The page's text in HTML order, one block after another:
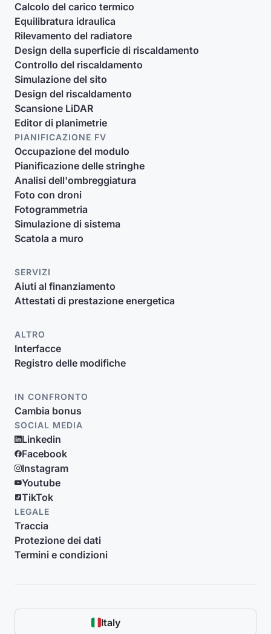
Calcolo del carico termico
Equilibratura idraulica
Rilevamento del radiatore
Design della superficie di riscaldamento
Controllo del riscaldamento
Simulazione del sito
Design del riscaldamento
Scansione LiDAR
Editor di planimetrie
PIANIFICAZIONE FV
Occupazione del modulo
Pianificazione delle stringhe
Analisi dell'ombreggiatura
Foto con droni
Fotogrammetria
Simulazione di sistema
Scatola a muro
SERVIZI
Aiuti al finanziamento
Attestati di prestazione energetica
ALTRO
Interfacce
Registro delle modifiche
IN CONFRONTO
Cambia bonus
SOCIAL MEDIA
Linkedin
Facebook
Instagram
Youtube
TikTok
LEGALE
Traccia
Protezione dei dati
Termini e condizioni
Italy